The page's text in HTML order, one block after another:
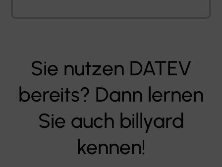
Sie nutzen DATEV
bereits? Dann lernen
Sie auch billyard
kennen!